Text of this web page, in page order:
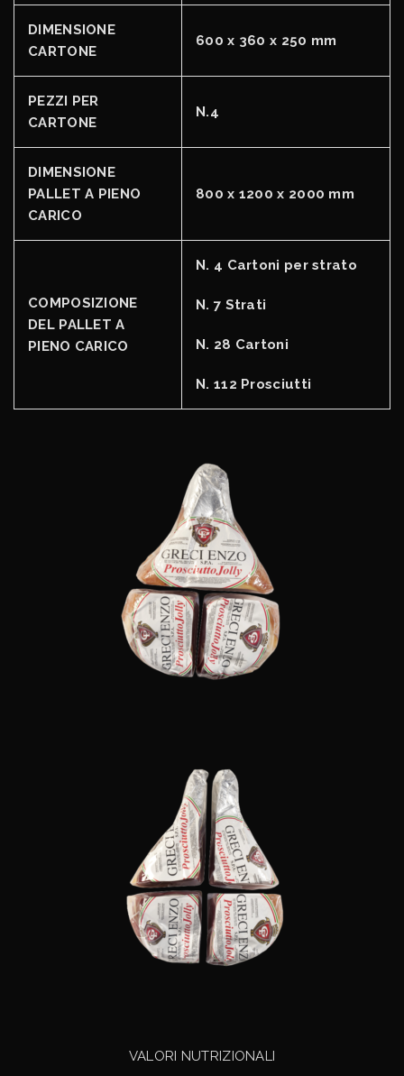
DIMENSIONE
CARTONE
600 x 360 x 250 mm
PEZZI PER
CARTONE
N.4
DIMENSIONE
PALLET A PIENO
CARICO
800 x 1200 x 2000 mm
COMPOSIZIONE
DEL PALLET A
PIENO CARICO
N. 4 Cartoni per strato
N. 7 Strati
N. 28 Cartoni
N. 112 Prosciutti
VALORI NUTRIZIONALI